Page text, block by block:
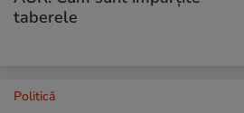
taberele
Politică